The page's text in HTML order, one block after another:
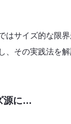
はサイズ的な限界
、その実践法を
源に…